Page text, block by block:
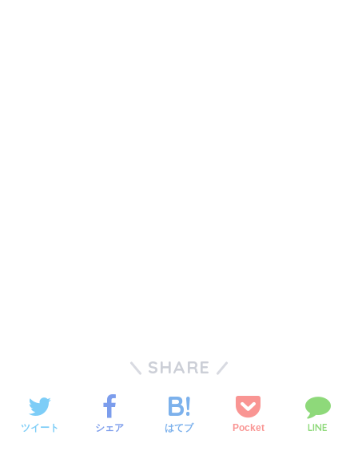
SHARE
ツイート シェア はてブ Pocket LINE